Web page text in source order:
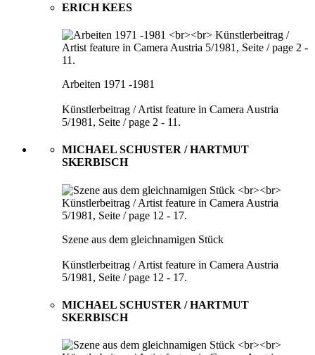
ERICH KEES
Arbeiten 1971 -1981
Künstlerbeitrag / Artist feature in Camera Austria
5/1981, Seite / page 2 - 11.
MICHAEL SCHUSTER / HARTMUT
SKERBISCH
Szene aus dem gleichnamigen Stück
Künstlerbeitrag / Artist feature in Camera Austria
5/1981, Seite / page 12 - 17.
MICHAEL SCHUSTER / HARTMUT
SKERBISCH